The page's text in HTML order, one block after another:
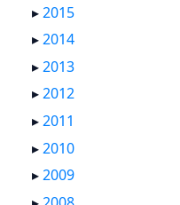
▸2015
▸2014
▸2013
▸2012
▸2011
▸2010
▸2009